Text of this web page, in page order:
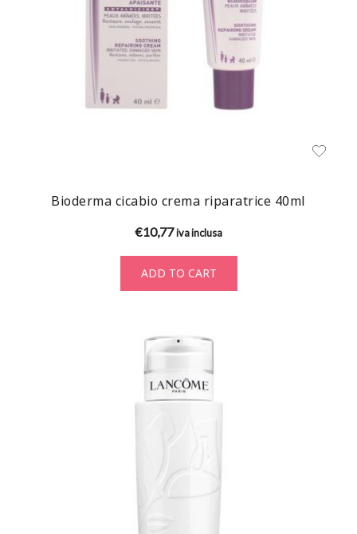
Bioderma cicabio crema riparatrice 40ml
€10,77iva inclusa
ADD TO CART